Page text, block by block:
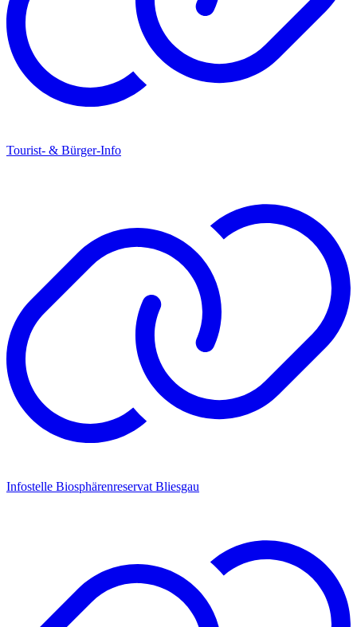
Tourist- & Bürger-Info
Infostelle Biosphärenreservat Bliesgau